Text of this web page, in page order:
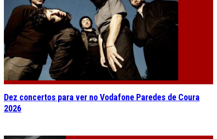
Dez concertos para ver no Vodafone Paredes de Coura
2026